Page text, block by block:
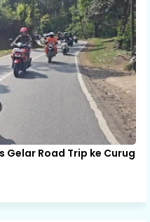
Gelar Road Trip ke Curug